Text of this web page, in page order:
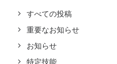
すべての投稿
重要なお知らせ
お知らせ
特定技能